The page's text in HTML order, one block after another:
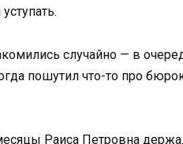
случайно — в
пошутил что-то про
Раиса Петровна